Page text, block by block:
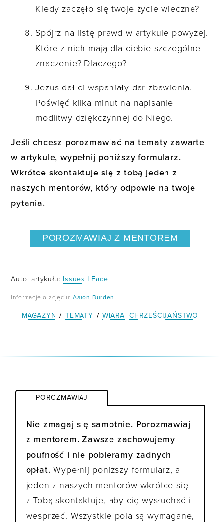
Kiedy zaczęło się twoje życie wieczne?
Spójrz na listę prawd w artykule powyżej.
Które z nich mają dla ciebie szczególne
znaczenie? Dlaczego?
Jezus dał ci wspaniały dar zbawienia.
Poświęć kilka minut na napisanie
modlitwy dziękczynnej do Niego.
Jeśli chcesz porozmawiać na tematy zawarte
w artykule, wypełnij poniższy formularz.
Wkrótce skontaktuje się z tobą jeden z
naszych mentorów, który odpowie na twoje
pytania.
POROZMAWIAJ Z MENTOREM
Autor artykułu: Issues I Face
Informacje o zdjęciu:Aaron Burden
MAGAZYN / TEMATY / WIARA CHRZEŚCIJAŃSTWO
POROZMAWIAJ
Nie zmagaj się samotnie. Porozmawiaj
z mentorem. Zawsze zachowujemy
poufność i nie pobieramy żadnych
opłat. Wypełnij poniższy formularz, a
jeden z naszych mentorów wkrótce się
z Tobą skontaktuje, aby cię wysłuchać i
wesprzeć. Wszystkie pola są wymagane,